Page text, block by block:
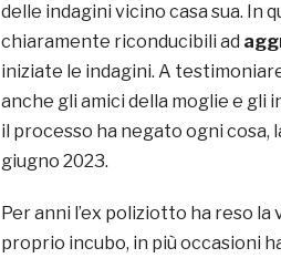
delle indagini vicino casa sua. In
chiaramente riconducibili ad
iniziate le indagini. A
anche gli amici della moglie e gli
il processo ha negato ogni cosa,
giugno 2023.
Per anni l’ex poliziotto ha reso
proprio incubo, in più occasioni